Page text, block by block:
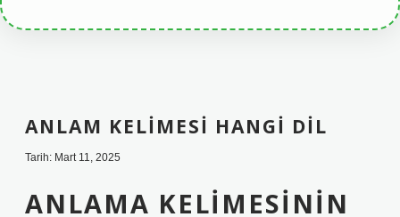
ANLAM KELIMESI HANGI DIL
Tarih: Mart 11, 2025
ANLAMA KELIMESININ